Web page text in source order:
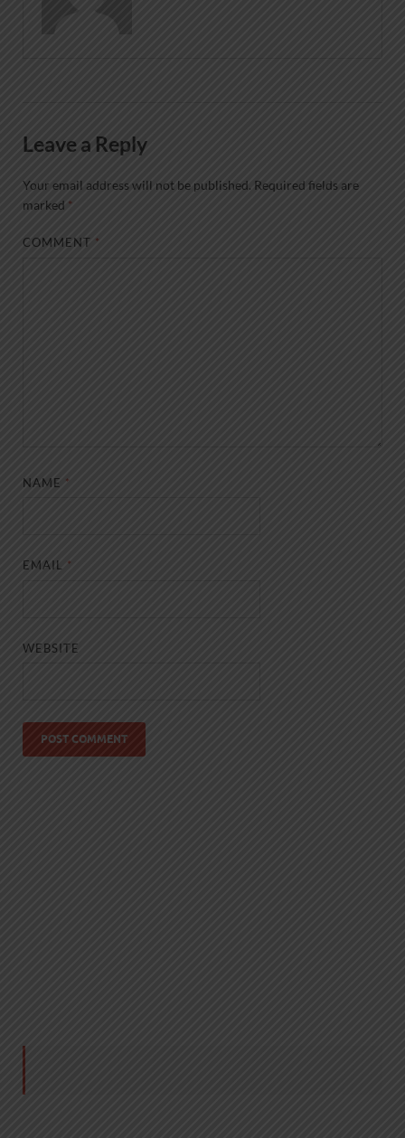
Leave a Reply
Your email address will not be published. Required fields are
marked *
COMMENT *
NAME *
EMAIL *
WEBSITE